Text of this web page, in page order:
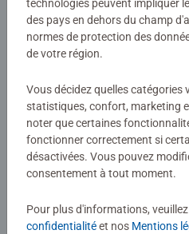
Prêts à secourir
Puzzle enfant
Images similaires
technologies peuvent impliquer
des pays en dehors du champ
normes de protection des
de votre région.
Vous décidez quelles catégories
statistiques, confort, marketing
noter que certaines
fonctionner correctement si
désactivées. Vous pouvez
consentement à tout moment.
Pour plus d'informations,
confidentialitéet nos Mentions